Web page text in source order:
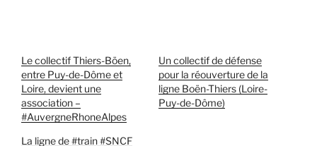
Le collectif Thiers-Böen,
entre Puy-de-Dôme et
Loire, devient une
association –
#AuvergneRhoneAlpes
Un collectif de défense
pour la réouverture de la
ligne Boën-Thiers (Loire-
Puy-de-Dôme)
La ligne de #train #SNCF